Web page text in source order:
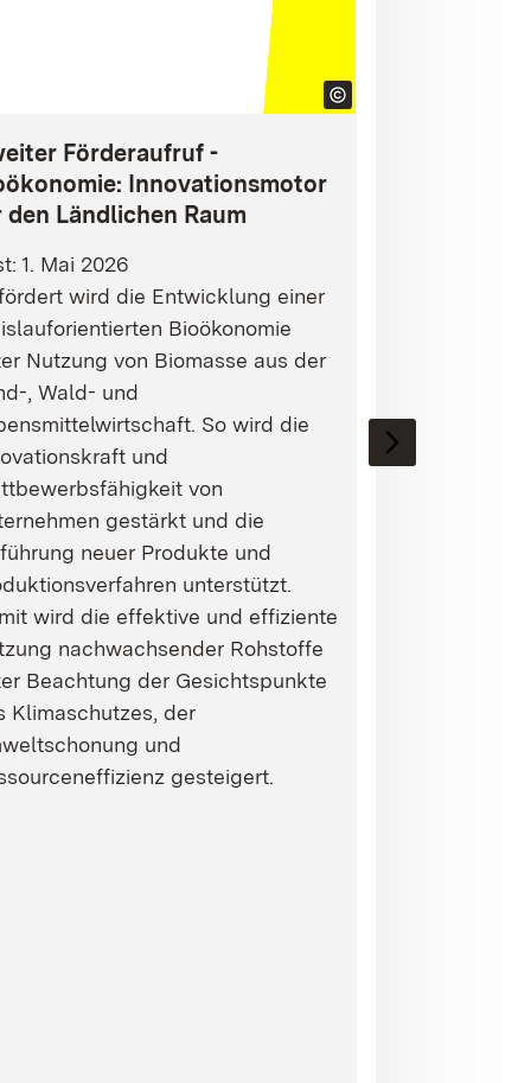
Förderaufruf -
Innovationsmotor
den Ländlichen Raum
1. Mai 2026
wird die Entwicklung einer
Bioökonomie
Nutzung von Biomasse aus der
, Wald- und
So wird die
und
von
gestärkt und die
neuer Produkte und
unterstützt.
wird die effektive und effiziente
nachwachsender Rohstoffe
Beachtung der Gesichtspunkte
Klimaschutzes, der
und
gesteigert.